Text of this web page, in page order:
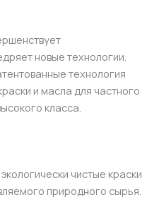
новые технологии.
технология
и масла для частного
класса.
чистые краски
природного сырья.